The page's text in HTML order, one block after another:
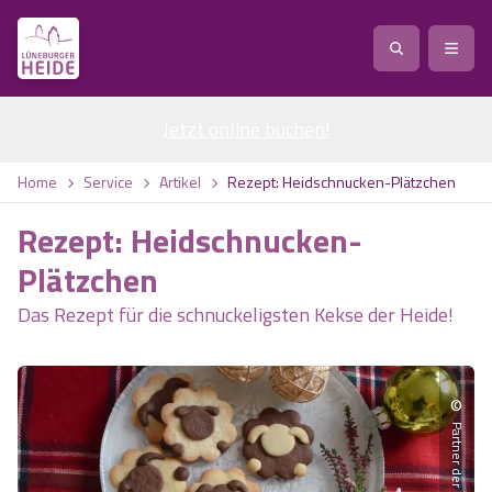
Service
Region / Orte
Veranstaltungen
Ausflugsziele
Karte
Natur
Natur
Heideblüte
Heideflächen
Naturpark Lüneburger Heide
Erlebnis
Heide Park Resort
Barfußpark Egestorf
Vital
Wellness
Stadt
Stadt
Barriere­freiheits-Einstell­ungen
Anreise Abreise
Ort
Suchen
Home Service Artikel Rezept: Heidschnucken-Plätzchen
Rezept: Heidschnucken-
Plätzchen
Das Rezept für die schnuckeligsten Kekse der Heide!
©